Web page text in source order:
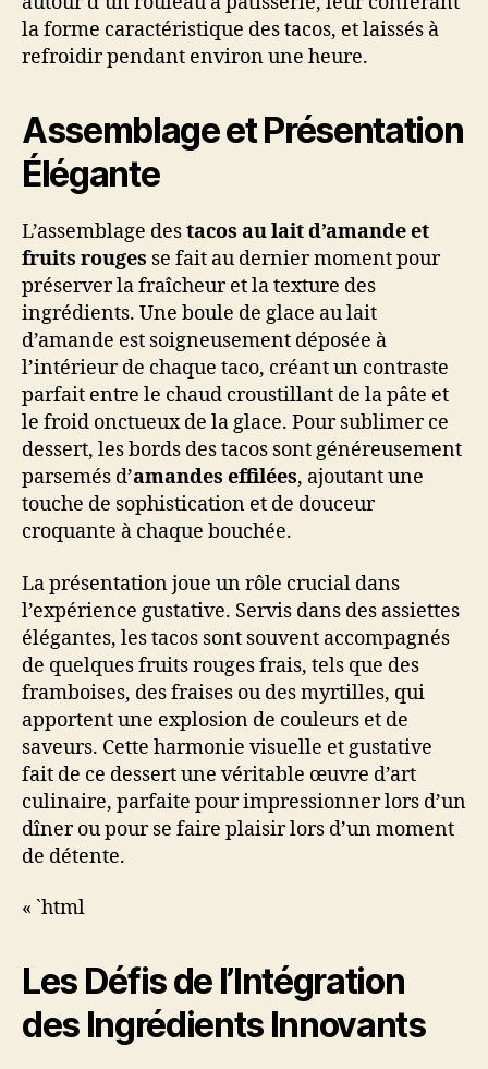
la forme caractéristique des tacos, et laissés à
refroidir pendant environ une heure.
Assemblage et Présentation
Élégante
L’assemblage destacos au lait d’amande et
fruits rouges se fait au dernier moment pour
préserver la fraîcheur et la texture des
ingrédients. Une boule de glace au lait
d’amande est soigneusement déposée à
l’intérieur de chaque taco, créant un contraste
parfait entre le chaud croustillant de la pâte et
le froid onctueux de la glace. Pour sublimer ce
dessert, les bords des tacos sont généreusement
parsemés d’amandes effilées, ajoutant une
touche de sophistication et de douceur
croquante à chaque bouchée.
La présentation joue un rôle crucial dans
l’expérience gustative. Servis dans des assiettes
élégantes, les tacos sont souvent accompagnés
de quelques fruits rouges frais, tels que des
framboises, des fraises ou des myrtilles, qui
apportent une explosion de couleurs et de
saveurs. Cette harmonie visuelle et gustative
fait de ce dessert une véritable œuvre d’art
culinaire, parfaite pour impressionner lors d’un
dîner ou pour se faire plaisir lors d’un moment
de détente.
« `html
Les Défis de l’Intégration
des Ingrédients Innovants